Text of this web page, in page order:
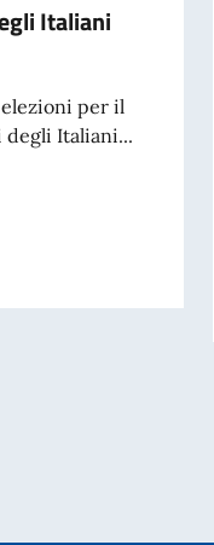
Italiani
per il
Italiani...
Italiani all’Estero (Com.It.Es)